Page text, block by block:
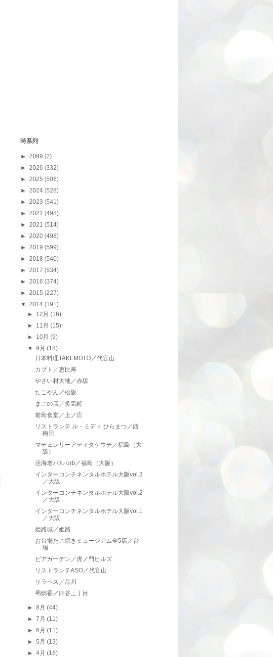
時系列
► 2099 (2)
► 2026 (332)
► 2025 (506)
► 2024 (528)
► 2023 (541)
► 2022 (498)
► 2021 (514)
► 2020 (498)
► 2019 (599)
► 2018 (540)
► 2017 (534)
► 2016 (374)
► 2015 (227)
▼ 2014 (191)
► 12月(16)
► 11月(15)
► 10月(9)
▼9月(18)
日本料理TAKEMOTO／代官山
カブト／恵比寿
やさい村大地／赤坂
たこやん／松阪
まごの店／多気町
前島食堂／上ノ庄
リストランテ ル・ミディ ひらまつ／西
梅田
マチェレリーアディタケウチ／福島（大
阪）
活海老バル orb／福島（大阪）
インターコンチネンタルホテル大阪vol.3
／大阪
インターコンチネンタルホテル大阪vol.2
／大阪
インターコンチネンタルホテル大阪vol.1
／大阪
姫路城／姫路
お台場たこ焼きミュージアム全5店／台
場
ビアガーデン／虎ノ門ヒルズ
リストランテASO／代官山
サラベス／品川
蜀郷香／四谷三丁目
►8月(44)
►7月(11)
►6月(11)
►5月(13)
►4月(16)